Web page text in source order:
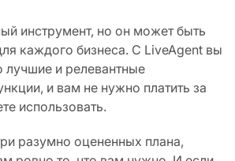
инструмент, но он может быть
каждого бизнеса. С LiveAgent вы
лучшие и релевантные
и вам не нужно платить за
использовать.
разумно оцененных плана,